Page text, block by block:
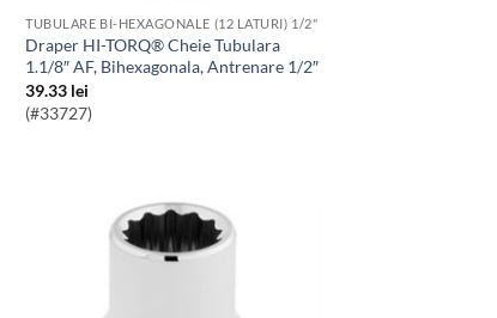
TUBULARE BI-HEXAGONALE (12 LATURI) 1/2"
Draper HI-TORQ® Cheie Tubulara
1.1/8″ AF, Bihexagonala, Antrenare 1/2″
39.33 lei
(#33727)